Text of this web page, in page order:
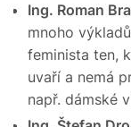
Ing. Roman
mnoho
feminista ten,
uvaří a nemá
např. dámské